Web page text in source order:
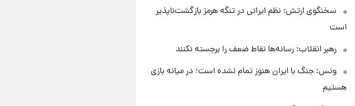
سخنگوی ارتش: نظم ایرانی در تنگه هرمز بازگشت‌ناپذیر
است
رهبر انقلاب: رسانه‌ها نقاط ضعف را برجسته نکنند
ونس: جنگ با ایران هنوز تمام نشده است؛ در میانه بازی
هستیم